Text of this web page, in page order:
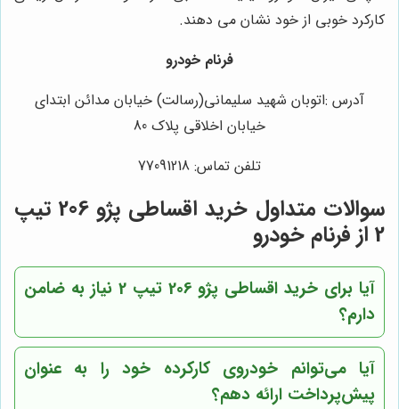
کارکرد خوبی از خود نشان می ‌دهند.
فرنام خودرو
آدرس :اتوبان شهید سلیمانی(رسالت) خیابان مدائن ابتدای
خیابان اخلاقی پلاک 80
تلفن تماس: 77091218
سوالات متداول خرید اقساطی پژو 206 تیپ
2 از فرنام خودرو
آیا برای خرید اقساطی پژو 206 تیپ 2 نیاز به ضامن
دارم؟
آیا می‌توانم خودروی کارکرده خود را به عنوان
پیش‌پرداخت ارائه دهم؟